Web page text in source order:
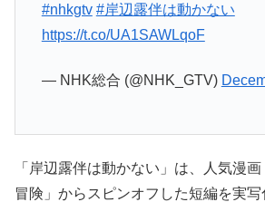
#nhkgtv #岸辺露伴は動かない
https://t.co/UA1SAWLqoF
— NHK総合 (@NHK_GTV)
「岸辺露伴は動かない」は、人気漫
冒険」からスピンオフした短編を実写